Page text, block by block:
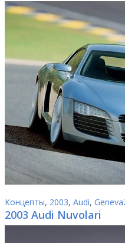
Концепты, 2003, Audi,
2003 Audi Nuvolari